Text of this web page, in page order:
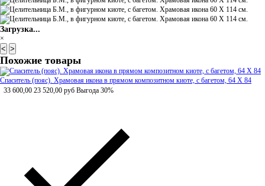
Загрузка...
×
< >
Похожие товары
Спаситель (пояс). Храмовая икона в прямом композитном киоте, с багетом, 64 Х 84
33 600,00 23 520,00 руб Выгода 30%